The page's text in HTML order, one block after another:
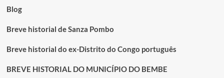
Blog
Breve historial de Sanza Pombo
Breve historial do ex-Distrito do Congo português
BREVE HISTORIAL DO MUNICÍPIO DO BEMBE